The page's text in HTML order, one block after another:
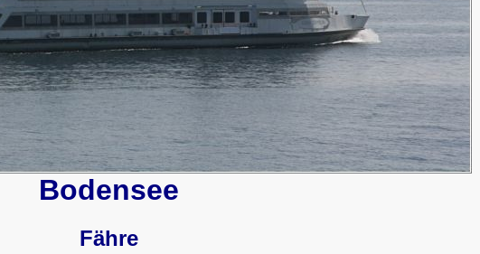
Bodensee
Fähre